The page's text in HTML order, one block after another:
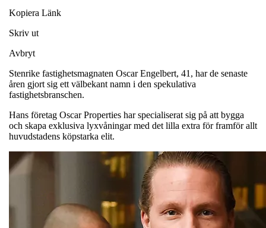
Kopiera Länk
Skriv ut
Avbryt
Stenrike fastighetsmagnaten Oscar Engelbert, 41, har de senaste
åren gjort sig ett välbekant namn i den spekulativa
fastighetsbranschen.
Hans företag Oscar Properties har specialiserat sig på att bygga
och skapa exklusiva lyxvåningar med det lilla extra för framför allt
huvudstadens köpstarka elit.